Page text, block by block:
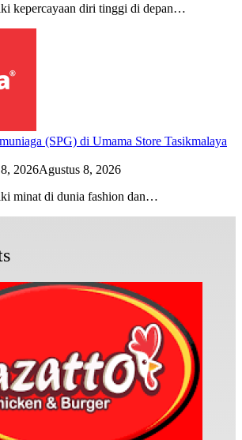
kepercayaan diri tinggi di depan…
(SPG) di Umama Store Tasikmalaya
2026Agustus 8, 2026
minat di dunia fashion dan…